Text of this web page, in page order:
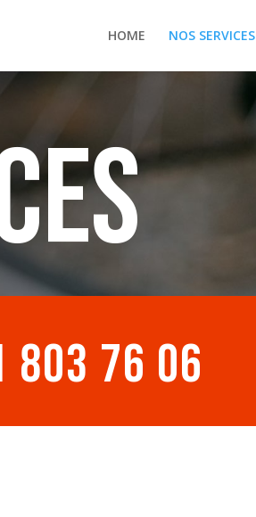
HOME NOS SERVICES
803 76 06